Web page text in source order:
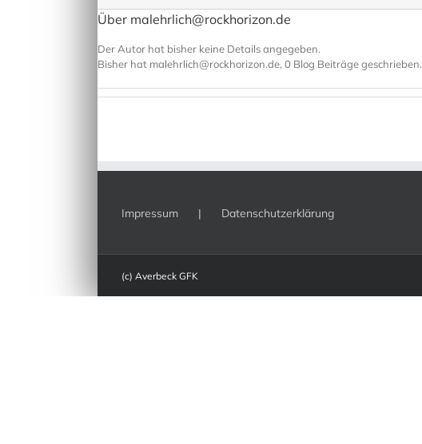
Über malehrlich@rockhorizon.de
Der Autor hat bisher keine Details angegeben.
Bisher hat malehrlich@rockhorizon.de, 0 Blog Beiträge geschrieben.
Impressum Datenschutzerklärung
(c) Averbeck GFK